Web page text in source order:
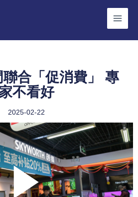
合「促消費」 專
不看好
2025-02-22